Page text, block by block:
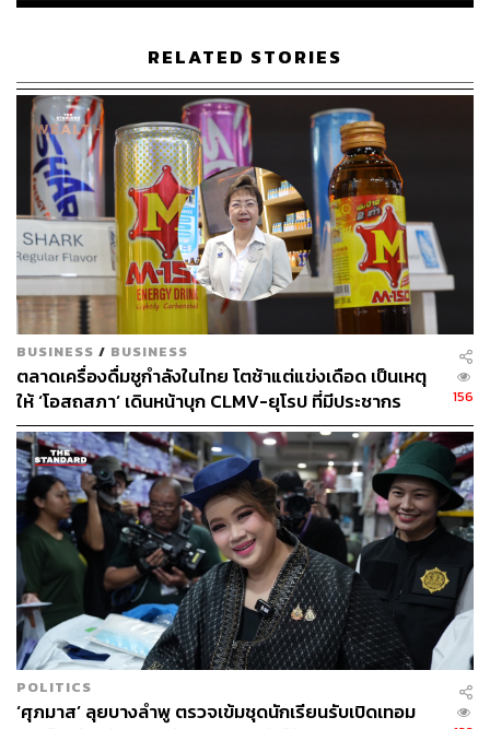
คำนึงของเรา ก็คืออยู่ในกระบวนการ เพราะทุกอย่างตอนนี้
“มี 3 ส่วนหลักๆ ที่เพิ่มสูงขึ้น ทั้งน้ำตาล ขนส่ง และแพ็กเกจจิ้ง
ทั้งขวดแก้วและอะลูมิเนียม หากนับตั้งแต่ช่วงโควิดที่ผ่านมา
ต้นทุนเพิ่มไปแล้ว 15% ด้วยกัน”
การออกมาแบ่งรับแบ่งสู้ของ ‘เจ้าพ่อคาราบาวแดง’ ในครั้งนี้
ทำให้ต้องจับตาต่อไปว่าที่สุดจะยอมแบกต้นทุนเพื่อทำราคา
ให้แข่งขันได้ หรือยอมขึ้นราคาเพื่อผลักดันกำไรให้กลับมาใน
จุดที่พอใจ
สามารถติดตาม THE STANDARD WEALTH
ผ่านแอปพลิเคชันต่างๆ ที่คุณสะดวกหรือใช้งานอยู่แล้วได้เลย
TAGS: กระทิงแดง M-150 ราคาสินค้า
กลุ่มธุรกิจ TCP
เครื่องดื่มชูกำลัง
คาราบาวแดง ประไพภักตร์ ไวเกิล
RELATED STORIES
BUSINESS / BUSINESS
ตลาดเครื่องดื่มชูกำลังในไทย โตช้าแต่แข่งเดือด เป็นเหตุ
ให้ ‘โอสถสภา’ เดินหน้าบุก CLMV-ยุโรป ที่มีประชากร
มากกว่าถึง 10 เท่า
156
POLITICS
‘ศุภมาส’ ลุยบางลำพู ตรวจเข้มชุดนักเรียนรับเปิดเทอม